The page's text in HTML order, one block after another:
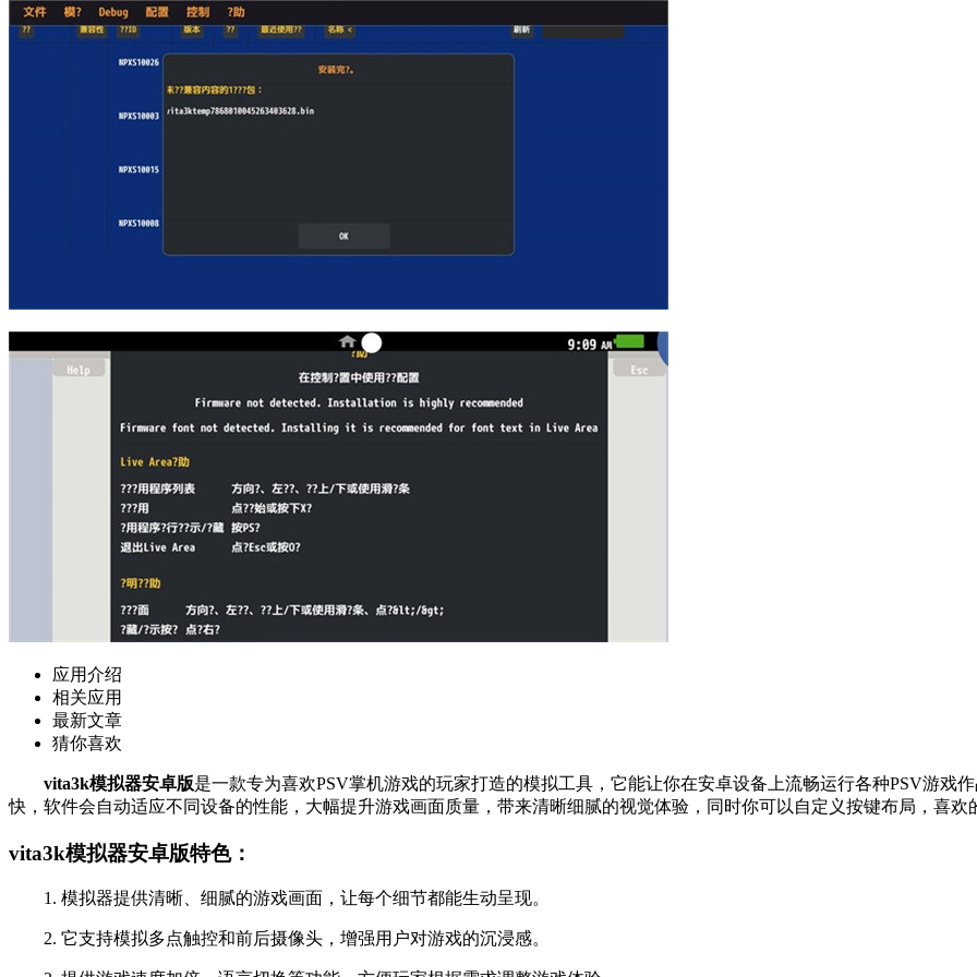
应用介绍
相关应用
最新文章
猜你喜欢
vita3k模拟器安卓版是一款专为喜欢PSV掌机游戏的玩家打造的模拟工具，它能让你在安卓设备上流畅运行各种PSV游戏
快，软件会自动适应不同设备的性能，大幅提升游戏画面质量，带来清晰细腻的视觉体验，同时你可以自定义按键布局，喜欢
vita3k模拟器安卓版特色：
1. 模拟器提供清晰、细腻的游戏画面，让每个细节都能生动呈现。
2. 它支持模拟多点触控和前后摄像头，增强用户对游戏的沉浸感。